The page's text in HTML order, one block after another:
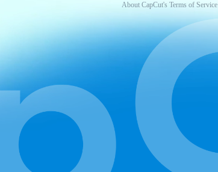
About CapCut's Terms of Service